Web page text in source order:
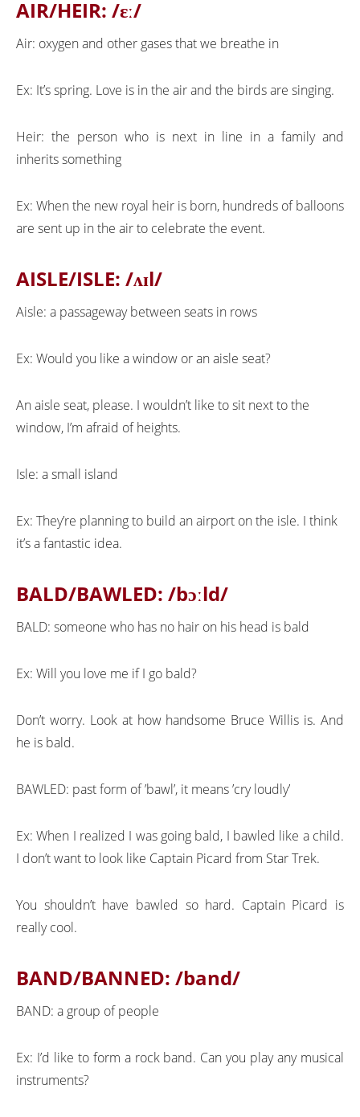
AIR/HEIR: /ɛː/
Air: oxygen and other gases that we breathe in
Ex: It’s spring. Love is in the air and the birds are singing.
Heir: the person who is next in line in a family and
inherits something
Ex: When the new royal heir is born, hundreds of balloons
are sent up in the air to celebrate the event.
AISLE/ISLE: /ʌɪl/
Aisle: a passageway between seats in rows
Ex: Would you like a window or an aisle seat?
An aisle seat, please. I wouldn’t like to sit next to the
window, I’m afraid of heights.
Isle: a small island
Ex: They’re planning to build an airport on the isle. I think
it’s a fantastic idea.
BALD/BAWLED: /bɔːld/
BALD: someone who has no hair on his head is bald
Ex: Will you love me if I go bald?
Don’t worry. Look at how handsome Bruce Willis is. And
he is bald.
BAWLED: past form of ’bawl’, it means ’cry loudly’
Ex: When I realized I was going bald, I bawled like a child.
I don’t want to look like Captain Picard from Star Trek.
You shouldn’t have bawled so hard. Captain Picard is
really cool.
BAND/BANNED: /band/
BAND: a group of people
Ex: I’d like to form a rock band. Can you play any musical
instruments?